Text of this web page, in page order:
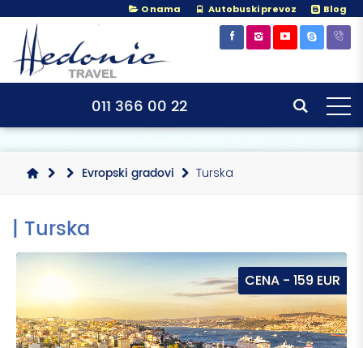
O nama Autobuski prevoz Blog
011 366 00 22
Evropski gradovi Turska
| Turska
CENA - 159 EUR
×
×